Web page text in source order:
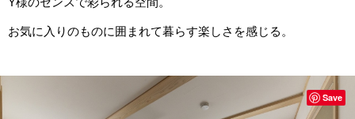
お気に入りのものに囲まれて暮らす楽しさを感じる。
Save